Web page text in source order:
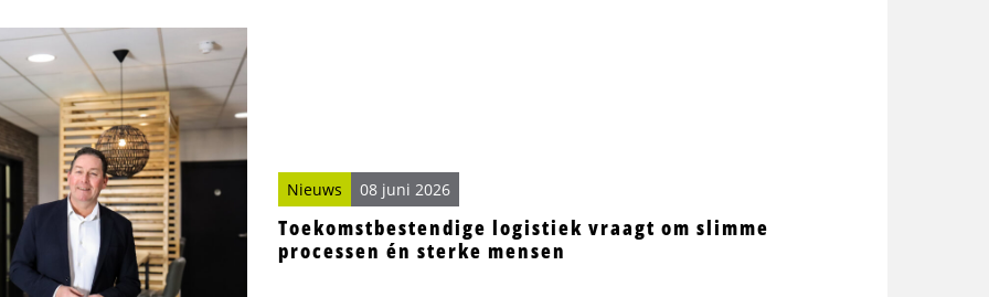
Toekomstbestendige logistiek vraagt om slimme
processen én sterke mensen
Nieuws 08 juni 2026